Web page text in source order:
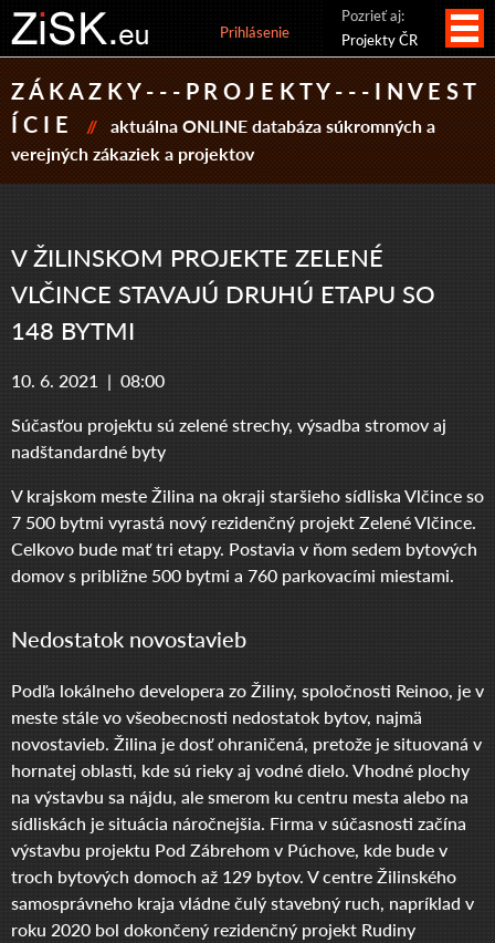
Pozrieť aj:
Projekty ČR
Prihlásenie
Z Á K A Z K Y - - - P R O J E K T Y - - - I N V E S T
Í C I E
// aktuálna ONLINE databáza súkromných a
verejných zákaziek a projektov
V ŽILINSKOM PROJEKTE ZELENÉ
VLČINCE STAVAJÚ DRUHÚ ETAPU SO
148 BYTMI
10. 6. 2021 | 08:00
Súčasťou projektu sú zelené strechy, výsadba stromov aj
nadštandardné byty
V krajskom meste Žilina na okraji staršieho sídliska Vlčince so
7 500 bytmi vyrastá nový rezidenčný projekt Zelené Vlčince.
Celkovo bude mať tri etapy. Postavia v ňom sedem bytových
domov s približne 500 bytmi a 760 parkovacími miestami.
Nedostatok novostavieb
Podľa lokálneho developera zo Žiliny, spoločnosti Reinoo, je v
meste stále vo všeobecnosti nedostatok bytov, najmä
novostavieb. Žilina je dosť ohraničená, pretože je situovaná v
hornatej oblasti, kde sú rieky aj vodné dielo. Vhodné plochy
na výstavbu sa nájdu, ale smerom ku centru mesta alebo na
sídliskách je situácia náročnejšia. Firma v súčasnosti začína
výstavbu projektu Pod Zábrehom v Púchove, kde bude v
troch bytových domoch až 129 bytov. V centre Žilinského
samosprávneho kraja vládne čulý stavebný ruch, napríklad v
roku 2020 bol dokončený rezidenčný projekt Rudiny